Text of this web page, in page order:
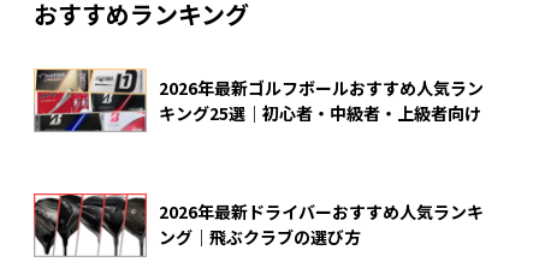
おすすめランキング
2026年最新ゴルフボールおすすめ人気ラン
キング25選｜初心者・中級者・上級者向け
2026年最新ドライバーおすすめ人気ランキ
ング｜飛ぶクラブの選び方